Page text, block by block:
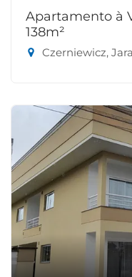
Apartamento à
138m²
Czerniewicz,